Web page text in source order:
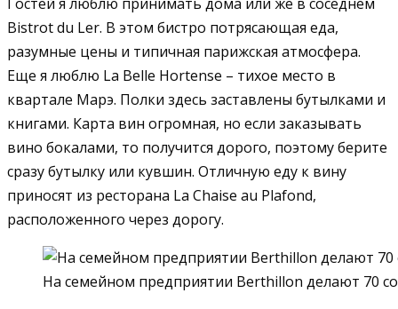
Bistrot du Ler. В этом бистро потрясающая еда,
разумные цены и типичная парижская атмосфера.
Еще я люблю La Belle Hortense – тихое место в
квартале Марэ. Полки здесь заставлены бутылками и
книгами. Карта вин огромная, но если заказывать
вино бокалами, то получится дорого, поэтому берите
сразу бутылку или кувшин. Отличную еду к вину
приносят из ресторана La Chaise au Plafond,
расположенного через дорогу.
На семейном предприятии Berthillon делают 70